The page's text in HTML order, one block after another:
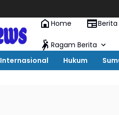
Home
Berita
Ragam Berita
Internasional Hukum